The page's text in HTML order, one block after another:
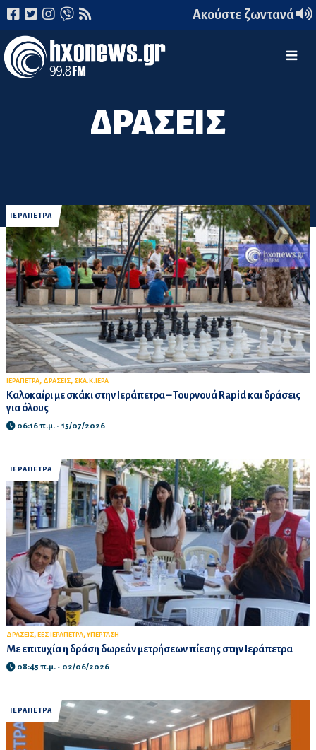
Ακούστε ζωντανά
ΔΡΑΣΕΙΣ
ΙΕΡΑΠΕΤΡΑ
ΙΕΡΑΠΕΤΡΑ, ΔΡΑΣΕΙΣ, ΣΚΑ.Κ.ΙΕΡΑ
Καλοκαίρι με σκάκι στην Ιεράπετρα – Τουρνουά Rapid και δράσεις
για όλους
06:16 π.μ. - 15/07/2026
ΙΕΡΑΠΕΤΡΑ
ΔΡΑΣΕΙΣ, ΕΕΣ ΙΕΡΑΠΕΤΡΑ, ΥΠΕΡΤΑΣΗ
Με επιτυχία η δράση δωρεάν μετρήσεων πίεσης στην Ιεράπετρα
08:45 π.μ. - 02/06/2026
ΙΕΡΑΠΕΤΡΑ